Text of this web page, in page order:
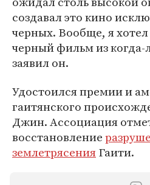
создавал это кино
черных. Вообще, я
черный фильм из когда-
заявил он.
Удостоился премии и
гаитянского
Джин. Ассоциация
восстановление
землетрясенияГаити.